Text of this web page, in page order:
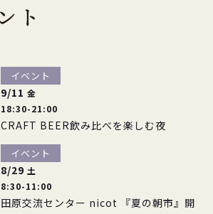
9/11 金
イベント
18:30-21:00
CRAFT BEER飲み比べを楽しむ夜
8/29 土
イベント
8:30-11:00
田原交流センター nicot 『夏の朝市』開